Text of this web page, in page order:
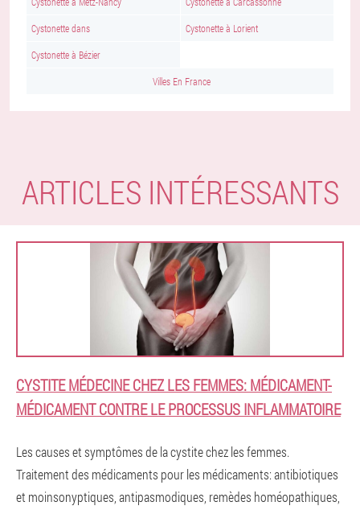
Cystonette dans Cystonette à Lorient
Cystonette à Bézier
Villes En France
ARTICLES INTÉRESSANTS
CYSTITE MÉDECINE CHEZ LES FEMMES: MÉDICAMENT-
MÉDICAMENT CONTRE LE PROCESSUS INFLAMMATOIRE
Les causes et symptômes de la cystite chez les femmes.
Traitement des médicaments pour les médicaments: antibiotiques
et moinsonyptiques, antipasmodiques, remèdes homéopathiques,